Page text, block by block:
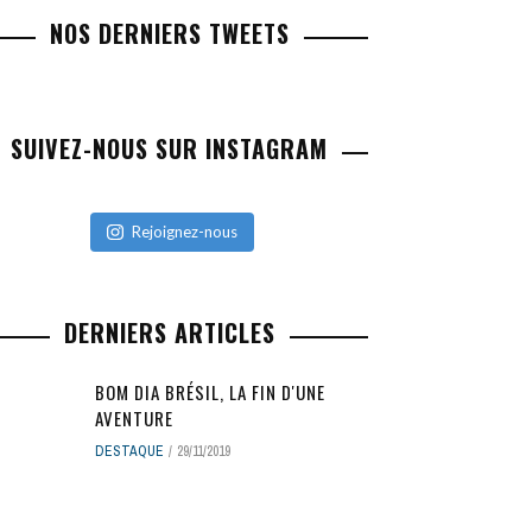
NOS DERNIERS TWEETS
SUIVEZ-NOUS SUR INSTAGRAM
Rejoignez-nous
DERNIERS ARTICLES
BOM DIA BRÉSIL, LA FIN D'UNE
AVENTURE
DESTAQUE 29/11/2019